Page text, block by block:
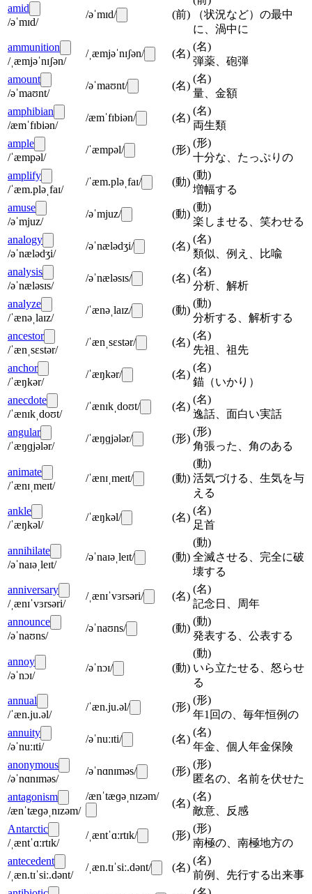
amid
/əˈmɪd/
/əˈmɪd/ (前)
（状況など）の最中
に、渦中に
ammunition
/ˌæmjəˈnɪʃən/
/ˌæmjəˈnɪʃən/ (名)
(名)
弾薬、砲弾
amount
/əˈmaʊnt/
/əˈmaʊnt/ (名)
(名)
量、金額
amphibian
/æmˈfɪbiən/
/æmˈfɪbiən/ (名)
(名)
両生類
ample
/ˈæmpəl/
/ˈæmpəl/ (形)
(形)
十分な、たっぷりの
amplify
/ˈæm.pləˌfaɪ/
/ˈæm.pləˌfaɪ/ (動)
(動)
増幅する
amuse
/əˈmjuz/
/əˈmjuz/ (動)
(動)
楽しませる、笑わせる
analogy
/əˈnælədʒi/
/əˈnælədʒi/ (名)
(名)
類似、例え、比喩
analysis
/əˈnæləsɪs/
/əˈnæləsɪs/ (名)
(名)
分析、解析
analyze
/ˈænəˌlaɪz/
/ˈænəˌlaɪz/ (動)
(動)
分析する、解析する
ancestor
/ˈænˌsɛstər/
/ˈænˌsɛstər/ (名)
(名)
先祖、祖先
anchor
/ˈæŋkər/
/ˈæŋkər/ (名)
(名)
錨（いかり）
anecdote
/ˈænɪkˌdoʊt/
/ˈænɪkˌdoʊt/ (名)
(名)
逸話、面白い実話
angular
/ˈæŋɡjələr/
/ˈæŋɡjələr/ (形)
(形)
角張った、角のある
animate
/ˈænɪˌmeɪt/
/ˈænɪˌmeɪt/ (動)
(動)
活気づける、生気を与
える
ankle
/ˈæŋkəl/
/ˈæŋkəl/ (名)
(名)
足首
annihilate
/əˈnaɪəˌleɪt/
/əˈnaɪəˌleɪt/ (動)
(動)
全滅させる、完全に破
壊する
anniversary
/ˌænɪˈvɜrsəri/
/ˌænɪˈvɜrsəri/ (名)
(名)
記念日、周年
announce
/əˈnaʊns/
/əˈnaʊns/ (動)
(動)
発表する、公表する
annoy
/əˈnɔɪ/
/əˈnɔɪ/ (動)
(動)
いら立たせる、怒らせ
る
annual
/ˈæn.ju.əl/
/ˈæn.ju.əl/ (形)
(形)
年1回の、毎年恒例の
annuity
/əˈnuːɪti/
/əˈnuːɪti/ (名)
(名)
年金、個人年金保険
anonymous
/əˈnɑnɪməs/
/əˈnɑnɪməs/ (形)
(形)
匿名の、名前を伏せた
antagonism
/ænˈtæɡəˌnɪzəm/
/ænˈtæɡəˌnɪzəm/
(名)
(名)
敵意、反感
Antarctic
/ˌæntˈɑːrtɪk/
/ˌæntˈɑːrtɪk/ (形)
(形)
南極の、南極地方の
antecedent
/ˌæn.tɪˈsiː.dənt/
/ˌæn.tɪˈsiː.dənt/ (名)
(名)
前例、先行する出来事